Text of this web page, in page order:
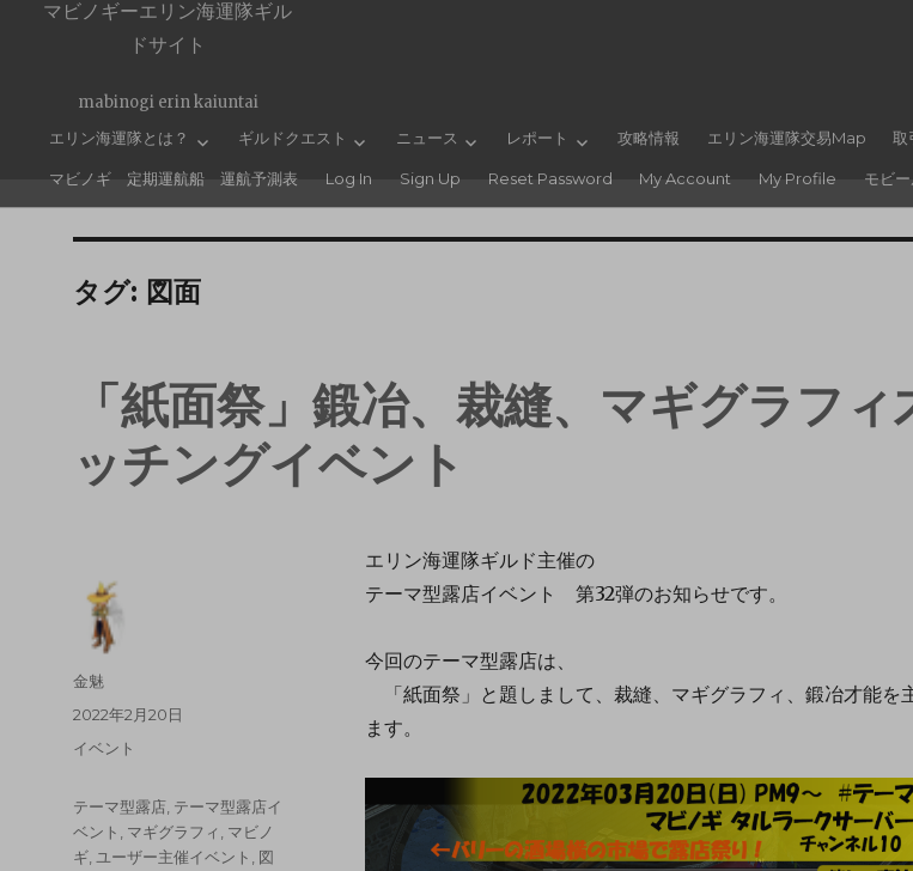
マビノギーエリン海運隊ギル
ドサイト
mabinogi erin kaiuntai
エリン海運隊とは？ ギルドクエスト ニュース レポート 攻略情報 エリン海運隊交易Map 取
マビノギ 定期運航船 運航予測表 Log In Sign Up Reset Password My Account My Profile モビ
タグ: 図面
「紙面祭」鍛冶、裁縫、マギグラフィ
ッチングイベント
エリン海運隊ギルド主催の
テーマ型露店イベント 第32弾のお知らせです。
今回のテーマ型露店は、
「紙面祭」と題しまして、裁縫、マギグラフィ、鍛冶才能を
ます。
金魅
2022年2月20日
イベント
テーマ型露店 テーマ型露店イ
ベント
マギグラフィ
マビノ
ギ ユーザー主催イベント
図